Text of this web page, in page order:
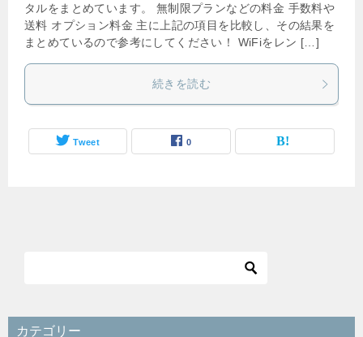
タルをまとめています。 無制限プランなどの料金 手数料や
送料 オプション料金 主に上記の項目を比較し、その結果を
まとめているので参考にしてください！ WiFiをレン […]
続きを読む
Tweet 0
カテゴリー